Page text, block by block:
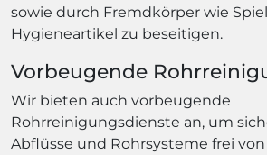
sowie durch Fremdkörper wie
Hygieneartikel zu beseitigen.
Vorbeugende
Wir bieten auch vorbeugende
Rohrreinigungsdienste an, um
Abflüsse und Rohrsysteme frei